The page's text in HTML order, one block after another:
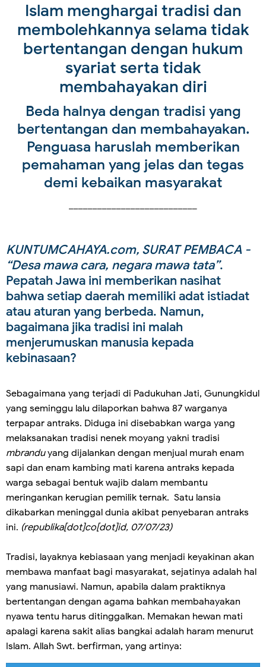
Islam menghargai tradisi dan
membolehkannya selama tidak
bertentangan dengan hukum
syariat serta tidak
membahayakan diri
Beda halnya dengan tradisi yang
bertentangan dan membahayakan.
Penguasa haruslah memberikan
pemahaman yang jelas dan tegas
demi kebaikan masyarakat
KUNTUMCAHAYA.com, SURAT PEMBACA -
“Desa mawa cara, negara mawa tata”.
Pepatah Jawa ini memberikan nasihat
bahwa setiap daerah memiliki adat istiadat
atau aturan yang berbeda. Namun,
bagaimana jika tradisi ini malah
menjerumuskan manusia kepada
kebinasaan?
Sebagaimana yang terjadi di Padukuhan Jati, Gunungkidul
yang seminggu lalu dilaporkan bahwa 87 warganya
terpapar antraks. Diduga ini disebabkan warga yang
melaksanakan tradisi nenek moyang yakni tradisi
mbranduyang dijalankan dengan menjual murah enam
sapi dan enam kambing mati karena antraks kepada
warga sebagai bentuk wajib dalam membantu
meringankan kerugian pemilik ternak. Satu lansia
dikabarkan meninggal dunia akibat penyebaran antraks
ini. (republika[dot]co[dot]id, 07/07/23)
Tradisi, layaknya kebiasaan yang menjadi keyakinan akan
membawa manfaat bagi masyarakat, sejatinya adalah hal
yang manusiawi. Namun, apabila dalam praktiknya
bertentangan dengan agama bahkan membahayakan
nyawa tentu harus ditinggalkan. Memakan hewan mati
apalagi karena sakit alias bangkai adalah haram menurut
Islam. Allah Swt. berfirman, yang artinya: